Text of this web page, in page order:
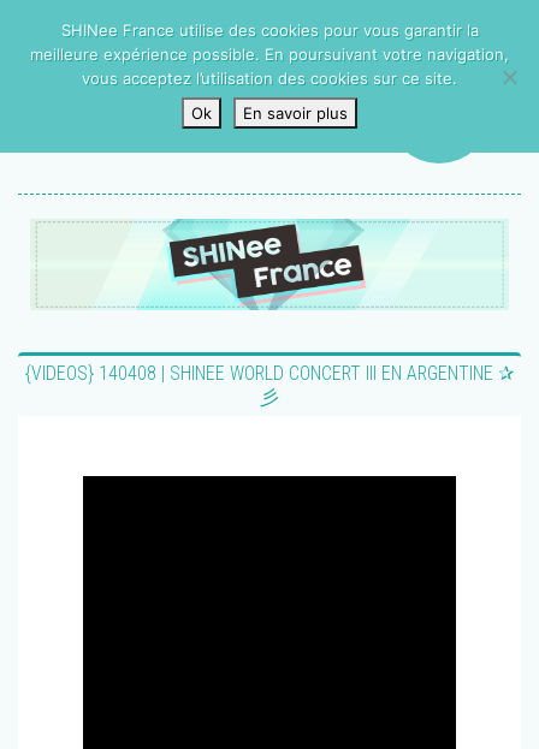
{VIDEOS} 140408 | SHINEE WORLD CONCERT III EN ARGENTINE ✰
彡
SHINee France utilise des cookies pour vous garantir la
meilleure expérience possible. En poursuivant votre navigation,
vous acceptez l’utilisation des cookies sur ce site.
Ok
En savoir plus